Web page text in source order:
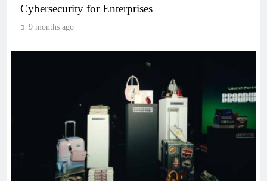
Cybersecurity for Enterprises
9 months ago